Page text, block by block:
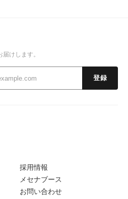
採用情報
メセナブース
お問い合わせ
けします。
登録